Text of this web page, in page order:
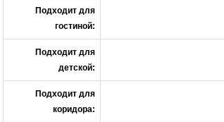
Подходит для
гостиной:
Подходит для
детской:
Подходит для
коридора: